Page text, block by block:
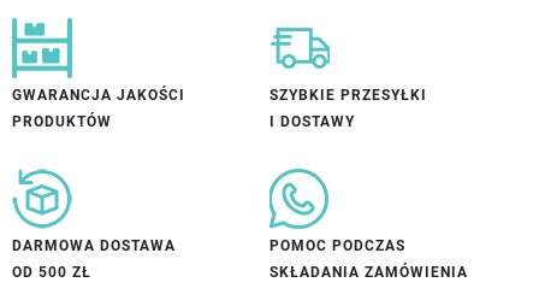
GWARANCJA JAKOŚCI
PRODUKTÓW
SZYBKIE PRZESYŁKI
I DOSTAWY
DARMOWA DOSTAWA
OD 500 ZŁ
POMOC PODCZAS
SKŁADANIA ZAMÓWIENIA